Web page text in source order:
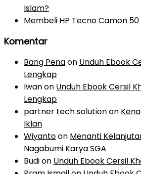
Islam?
Membeli HP Tecno Camon 50
Komentar
Bang Penaon Unduh Ebook
Lengkap
Iwanon Unduh Ebook Cersil
Lengkap
partner tech solutionon
Iklan
Wiyantoon Menanti
Nagabumi Karya SGA
Budion Unduh Ebook Cersil